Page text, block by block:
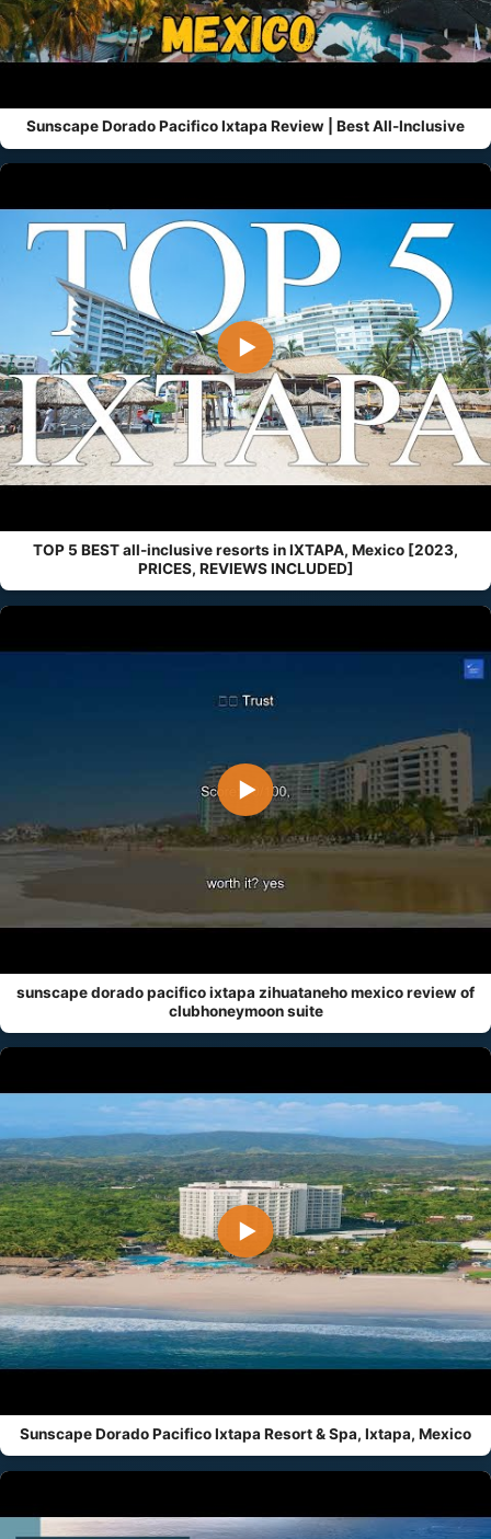
Sunscape Dorado Pacifico Ixtapa Review | Best All-Inclusive
▶
TOP 5 BEST all-inclusive resorts in IXTAPA, Mexico [2023,
PRICES, REVIEWS INCLUDED]
▶
sunscape dorado pacifico ixtapa zihuataneho mexico review of
clubhoneymoon suite
▶
Sunscape Dorado Pacifico Ixtapa Resort & Spa, Ixtapa, Mexico